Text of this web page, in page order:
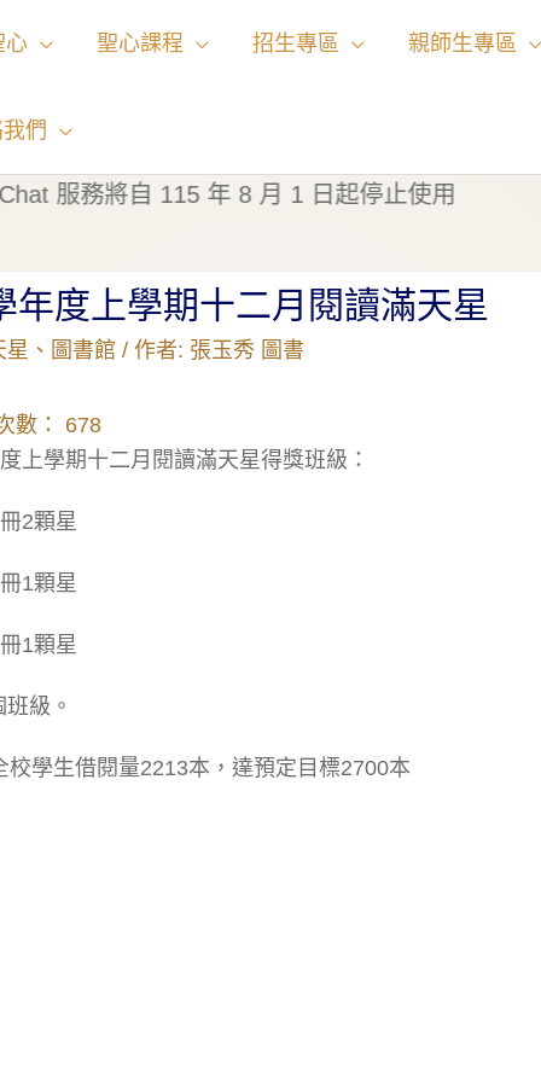
心 聖心課程 招生專區 親師生專區
們
自 115 年 8 月 1 日起停止使用
年度上學期十二月閱讀滿天星
星 、 圖書館 / 作者: 張玉秀 圖書
數：
678
上學期十二月閱讀滿天星得獎班級：
2顆星
1顆星
1顆星
級。
校學生借閱量2213本，達預定目標2700本